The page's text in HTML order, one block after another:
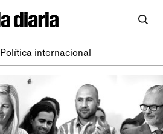
Política internacional